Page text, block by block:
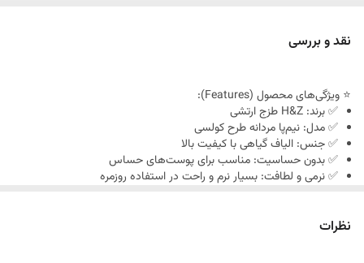
نقد و بررسی
⭐ ویژگی‌های محصول (Features):
✅ برند: H&Z طزج ارتشی
✅ مدل: نیم‌پا مردانه طرح کولسی
✅ جنس: الیاف گیاهی با کیفیت بالا
✅ بدون حساسیت: مناسب برای پوست‌های حساس
✅ نرمی و لطافت: بسیار نرم و راحت در استفاده روزمره
✅ رنگ و طرح: طرح کولسی جذاب و مردانه
نظرات